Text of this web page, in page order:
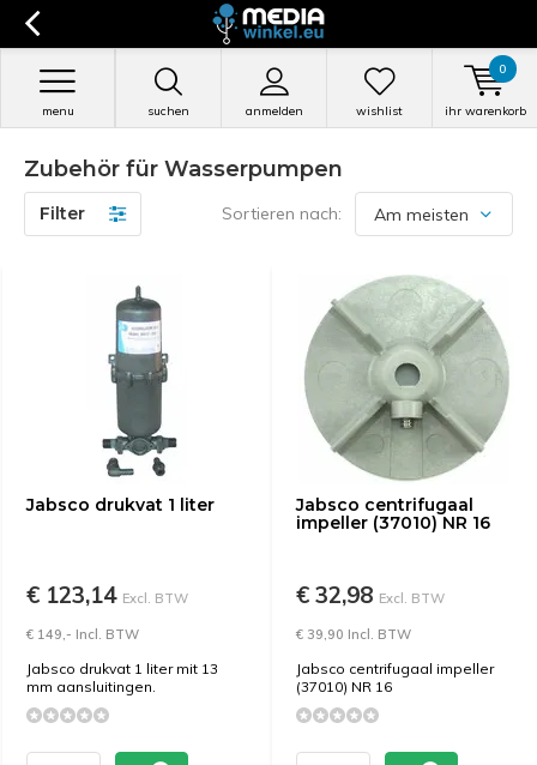
suchen anmelden
menu wishlist ihr warenkorb
0
Zubehör für Wasserpumpen
Filter Sortieren nach:
Jabsco drukvat 1 liter
€ 123,14 Excl. BTW
€ 149,- Incl. BTW
Jabsco drukvat 1 liter mit 13
mm aansluitingen.
Jabsco centrifugaal
impeller (37010) NR 16
€ 32,98 Excl. BTW
€ 39,90 Incl. BTW
Jabsco centrifugaal impeller
(37010) NR 16